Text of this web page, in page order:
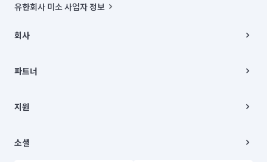
유한회사 미소 사업자 정보
00019 |
주소 | 본사: 서울특별시 종로구 율곡로 6(중학동, 트윈트리빌딩) B동 5층
컨택센터 : 서울특별시 종로구 수송동 율곡로 24, 7층, 8층 미소
상품, 상품정보, 거래에 관한 의무와 책임은 거래당사자에게 있습니다.
언론 보도 관련 문의:
© 유한회사 미소. Miso, Inc. All Rights Reserved.
회사
채용
파트너
이사
지원
이용약관
소셜